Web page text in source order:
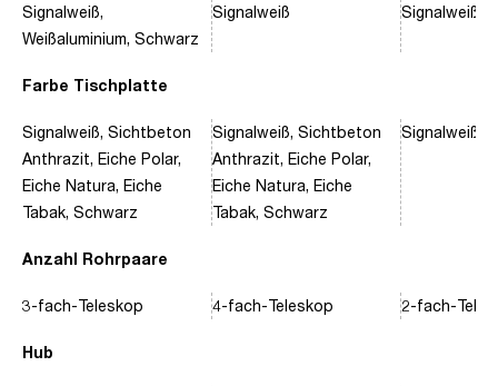
Farbe Tischplatte
Anzahl Rohrpaare
Hub
Signalweiß,
Weißaluminium, Schwarz
Signalweiß, Sichtbeton
Anthrazit, Eiche Polar,
Eiche Natura, Eiche
Tabak, Schwarz
3-fach-Teleskop
Signalweiß
Signalweiß, Sichtbeton
Anthrazit, Eiche Polar,
Eiche Natura, Eiche
Tabak, Schwarz
4-fach-Teleskop
Signalweiß,
Signalweiß,
2-fach-